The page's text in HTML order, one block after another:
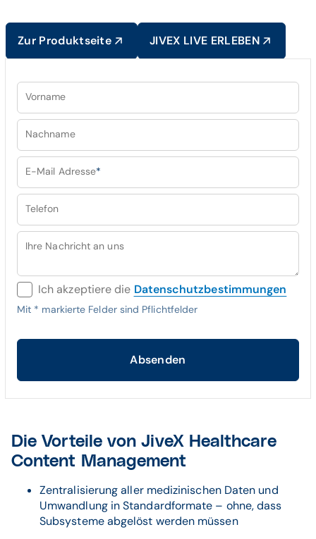
Zur Produktseite JIVEX LIVE ERLEBEN
Vorname
Nachname
E-Mail Adresse*
Telefon
Ihre Nachricht an uns
Ich akzeptiere die Datenschutzbestimmungen
Mit * markierte Felder sind Pflichtfelder
Absenden
Die Vorteile von JiveX Healthcare
Content Management
Zentralisierung aller medizinischen Daten und
Umwandlung in Standardformate – ohne, dass
Subsysteme abgelöst werden müssen